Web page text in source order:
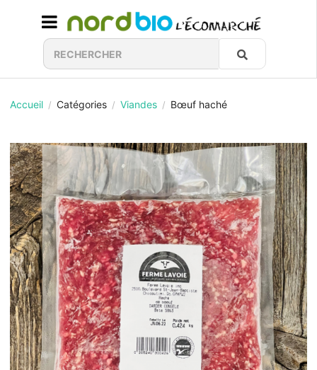
Accueil / Catégories / Viandes / Bœuf haché